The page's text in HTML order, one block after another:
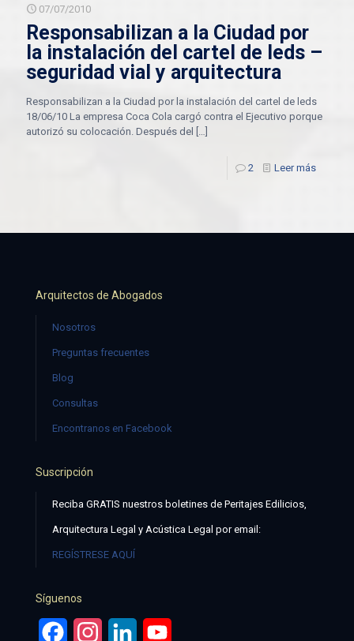
07/07/2010
Responsabilizan a la Ciudad por
la instalación del cartel de leds –
seguridad vial y arquitectura
Responsabilizan a la Ciudad por la instalación del cartel de leds
18/06/10 La empresa Coca Cola cargó contra el Ejecutivo porque
autorizó su colocación. Después del
2 Leer más
Arquitectos de Abogados
Nosotros
Preguntas frecuentes
Blog
Consultas
Encontranos en Facebook
Suscripción
Reciba GRATIS nuestros boletines de Peritajes Edilicios,
Arquitectura Legal y Acústica Legal por email:
REGÍSTRESE AQUÍ
Síguenos
FacebookInstagramLinkedIn